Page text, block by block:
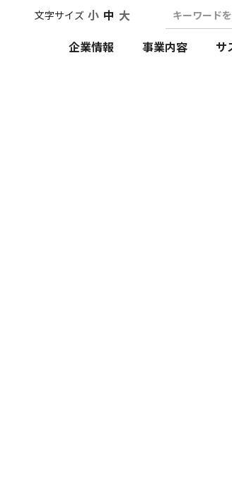
文字サイズ 小 中 大 キーワード
企業情報 事業内容 サ